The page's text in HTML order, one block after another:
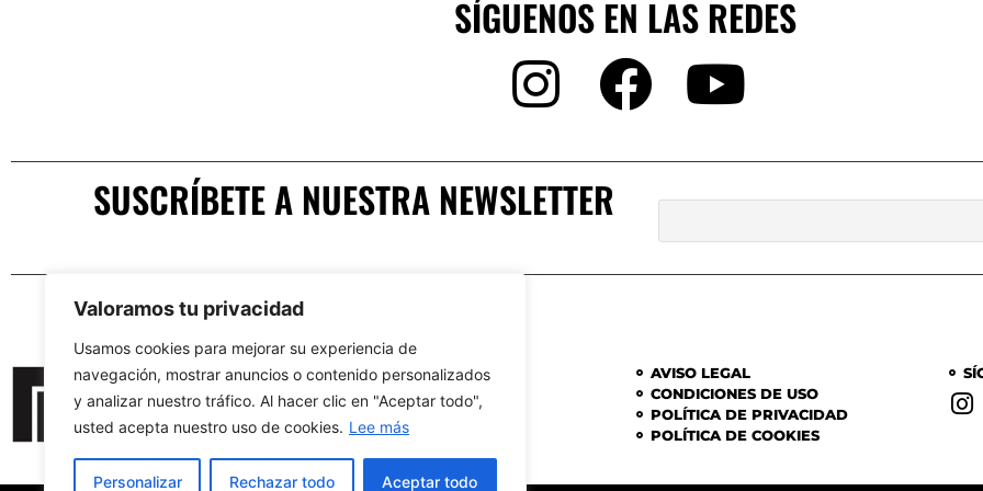
Valoramos tu privacidad
Usamos cookies para mejorar su experiencia de
navegación, mostrar anuncios o contenido personalizados
y analizar nuestro tráfico. Al hacer clic en "Aceptar todo",
usted acepta nuestro uso de cookies. Lee más
Personalizar Rechazar todo Aceptar todo
SÍGUENOS EN LAS REDES
SUSCRÍBETE A NUESTRA NEWSLETTER
MUSEOS
AGENDA Y ACTIVIDADES
NOTICIAS
CONTACTO
AVISO LEGAL
CONDICIONES DE USO
POLÍTICA DE PRIVACIDAD
POLÍTICA DE COOKIES